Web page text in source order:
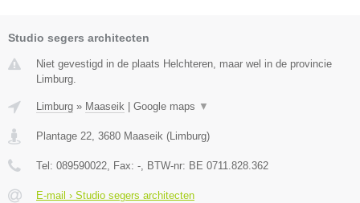
Studio segers architecten
Niet gevestigd in de plaats Helchteren, maar wel in de provincie
Limburg.
Limburg » Maaseik Google maps ▼
Plantage 22, 3680 Maaseik (Limburg)
Tel: 089590022, Fax: -, BTW-nr: BE 0711.828.362
E-mail › Studio segers architecten